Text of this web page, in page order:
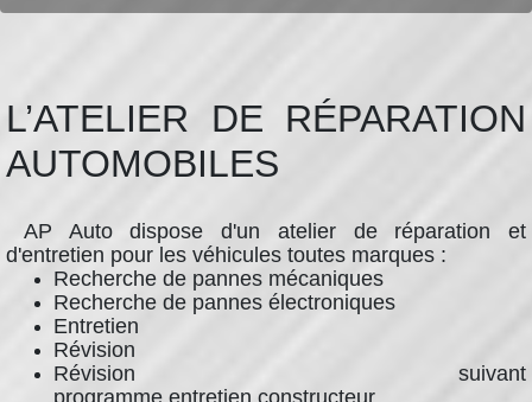
L’ATELIER DE RÉPARATION
AUTOMOBILES
AP Auto dispose d'un atelier de réparation et
d'entretien pour les véhicules toutes marques :
Recherche de pannes mécaniques
Recherche de pannes électroniques
Entretien
Révision
Révision suivant
programme entretien constructeur